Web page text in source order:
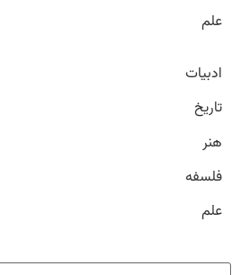
علم
ادبیات
تاریخ
هنر
فلسفه
علم